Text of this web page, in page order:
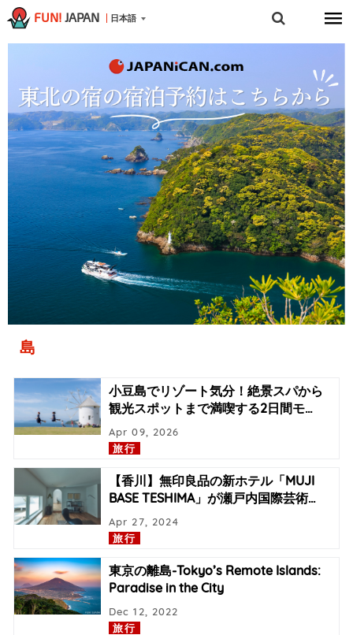
FUN! JAPAN 日本語
島
小豆島でリゾート気分！絶景スパから
観光スポットまで満喫する2日間モ…
旅行
Apr 09, 2026
【香川】無印良品の新ホテル「MUJI
BASE TESHIMA」が瀬戸内国際芸術…
旅行
Apr 27, 2024
東京の離島-Tokyo’s Remote Islands:
Paradise in the City
旅行
Dec 12, 2022